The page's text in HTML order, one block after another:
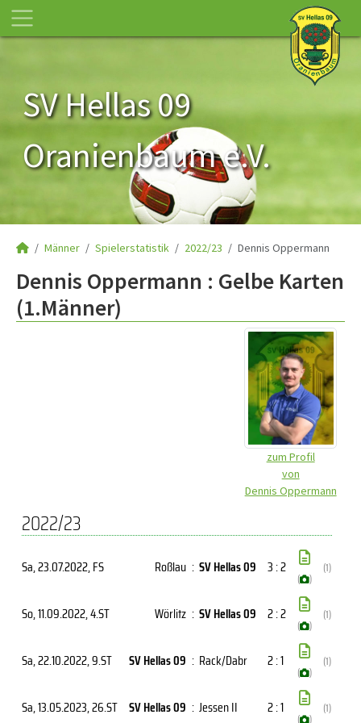
SV Hellas 09
Oranienbaum e.V.
Männer Spielerstatistik 2022/23 Dennis Oppermann
Dennis Oppermann : Gelbe Karten
(1.Männer)
zum Profil
von
Dennis Oppermann
2022/23
Sa, 23.07.2022, FS Roßlau : SV Hellas 09 3 : 2
( )
(1)
So, 11.09.2022, 4.ST Wörlitz : SV Hellas 09 2 : 2
( )
(1)
Sa, 22.10.2022, 9.ST SV Hellas 09 : Rack/Dabr 2 : 1
( )
(1)
Sa, 13.05.2023, 26.ST SV Hellas 09 : Jessen II 2 : 1
( )
(1)